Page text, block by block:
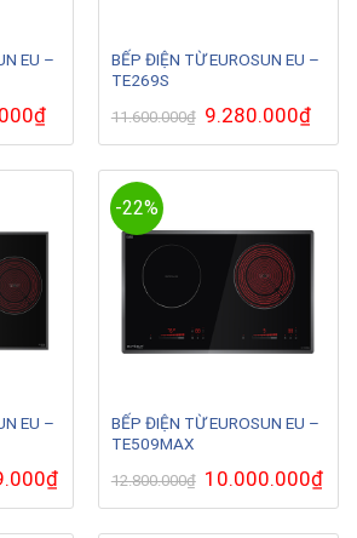
EU –
₫Giá
hiện
tại
8.400.000₫.
BẾP ĐIỆN TỪ EUROSUN EU –
TE269S
11.600.000₫ Giá
gốc
là:
9.280.000₫Giá
hiện
tại
EU –
₫Giá
hiện
tại
-22%
BẾP ĐIỆN TỪ EUROSUN EU –
TE509MAX
12.800.000₫ Giá
gốc
là:
10.000.000₫Giá
hiện
tại